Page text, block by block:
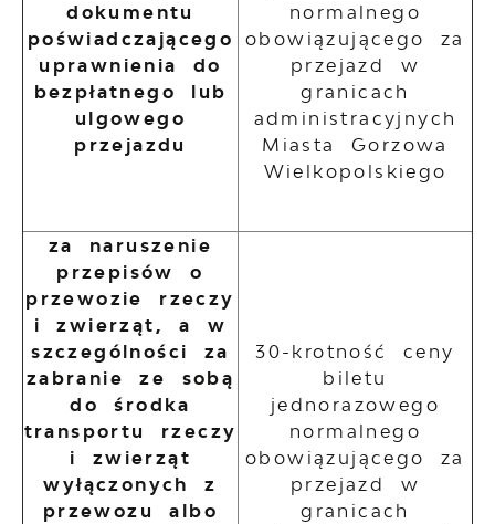
dokumentu
poświadczającego
uprawnienia do
bezpłatnego lub
ulgowego
przejazdu
normalnego
obowiązującego za
przejazd w
granicach
administracyjnych
Miasta Gorzowa
Wielkopolskiego
za naruszenie
przepisów o
przewozie rzeczy
i zwierząt, a w
szczególności za
zabranie ze sobą
do środka
transportu rzeczy
i zwierząt
wyłączonych z
przewozu albo
30-krotność ceny
biletu
jednorazowego
normalnego
obowiązującego za
przejazd w
granicach